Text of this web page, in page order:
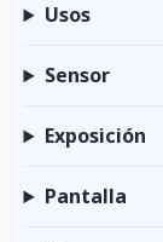
Usos
Sensor
Exposición
Pantalla